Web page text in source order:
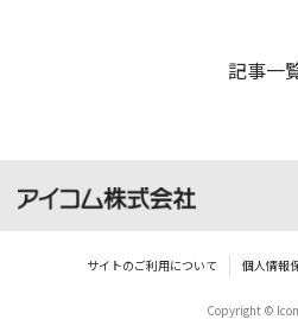
記事一
サイトのご利用について 個人情報
Copyright ©